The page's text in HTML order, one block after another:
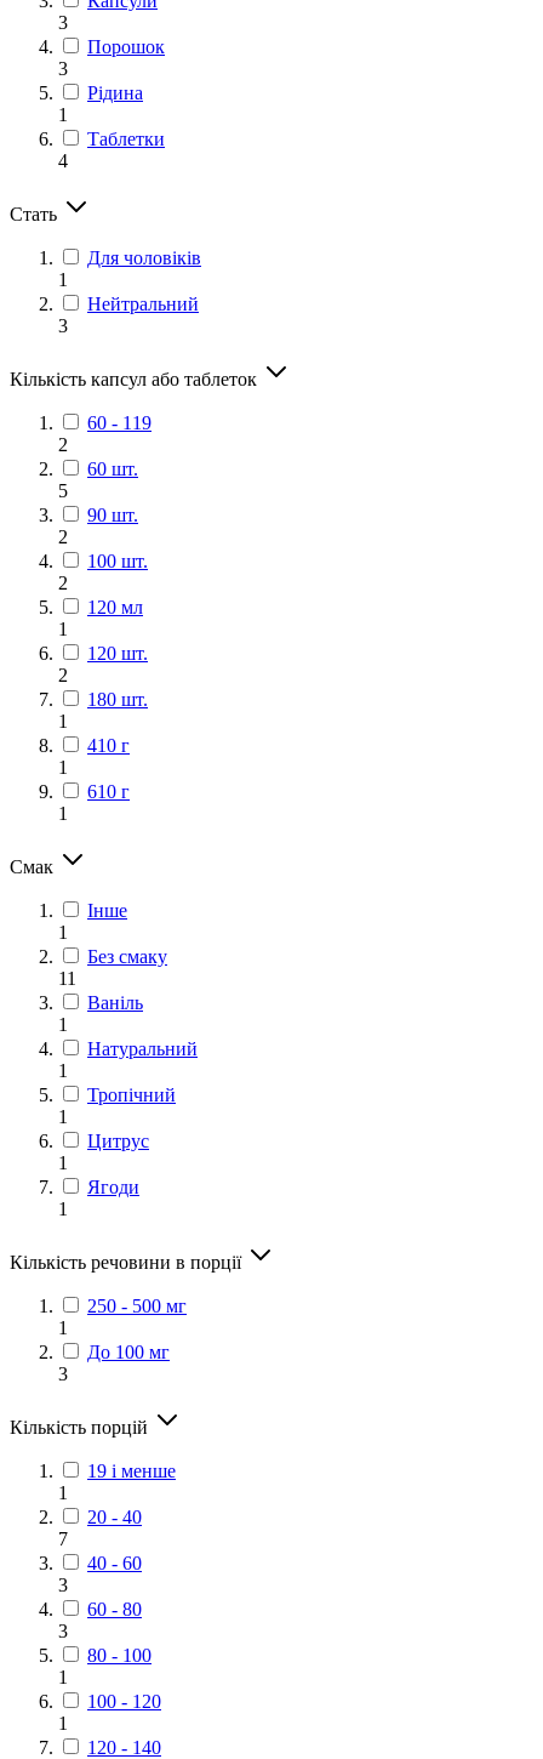
3
Порошок
3
Рідина
1
Таблетки
4
Стать
Для чоловіків
1
Нейтральний
3
Кількість капсул або таблеток
60 - 119
2
60 шт.
5
90 шт.
2
100 шт.
2
120 мл
1
120 шт.
2
180 шт.
1
410 г
1
610 г
1
Смак
Інше
1
Без смаку
11
Ваніль
1
Натуральний
1
Тропічний
1
Цитрус
1
Ягоди
1
Кількість речовини в порції
250 - 500 мг
1
До 100 мг
3
Кількість порцій
19 і менше
1
20 - 40
7
40 - 60
3
60 - 80
3
80 - 100
1
100 - 120
1
120 - 140